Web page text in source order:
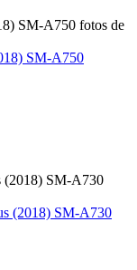
SM-A750 fotos de
SM-A750
(2018) SM-A730
(2018) SM-A730